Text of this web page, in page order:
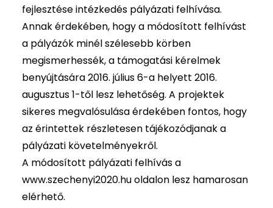
fejlesztése intézkedés pályázati felhívása.
Annak érdekében, hogy a módosított felhívást
a pályázók minél szélesebb körben
megismerhessék, a támogatási kérelmek
benyújtására 2016. július 6-a helyett 2016.
augusztus 1-től lesz lehetőség. A projektek
sikeres megvalósulása érdekében fontos, hogy
az érintettek részletesen tájékozódjanak a
pályázati követelményekről.
A módosított pályázati felhívás a
www.szechenyi2020.hu oldalon lesz hamarosan
elérhető.